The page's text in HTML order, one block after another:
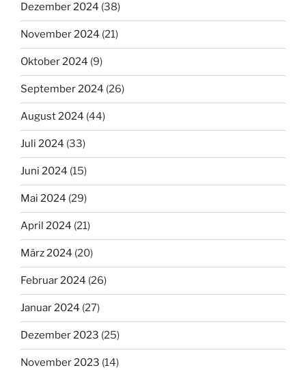
Dezember 2024 (38)
November 2024 (21)
Oktober 2024 (9)
September 2024 (26)
August 2024 (44)
Juli 2024 (33)
Juni 2024 (15)
Mai 2024 (29)
April 2024 (21)
März 2024 (20)
Februar 2024 (26)
Januar 2024 (27)
Dezember 2023 (25)
November 2023 (14)